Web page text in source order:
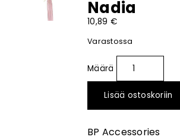
Nadia
10,89 €
Varastossa
Lisää ostoskoriin
BP Accessories